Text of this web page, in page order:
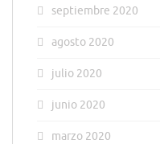
septiembre 2020
agosto 2020
julio 2020
junio 2020
marzo 2020